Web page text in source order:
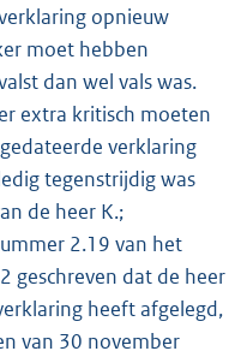
opnieuw
moet hebben
dan wel vals was.
extra kritisch moeten
verklaring
tegenstrijdig was
de heer K.;
2.19 van het
geschreven dat de heer
heeft afgelegd,
van 30 november